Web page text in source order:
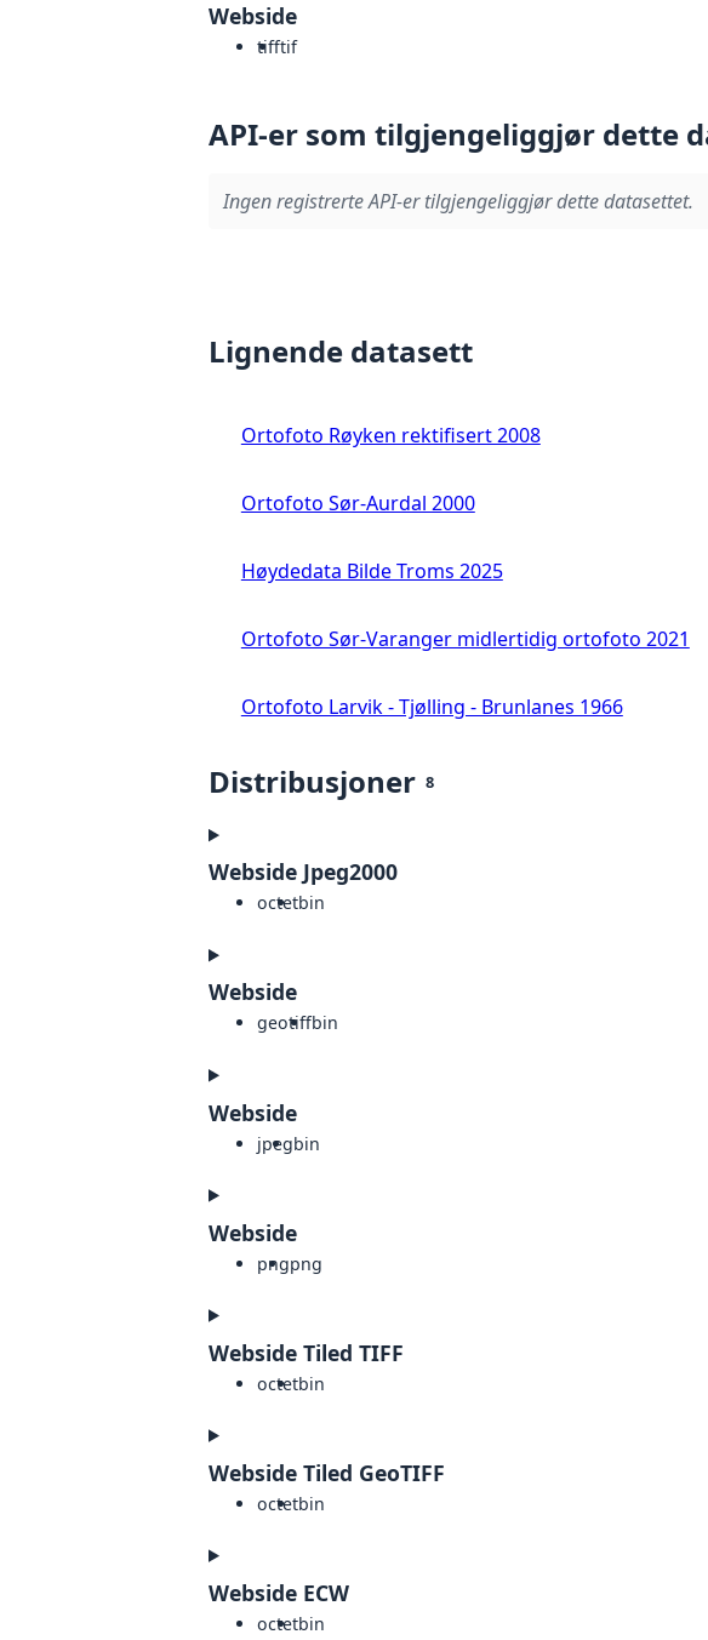
Webside
tifftif
API-er som tilgjengeliggjør dette
Ingen registrerte API-er tilgjengeliggjør dette datasettet.
Lignende datasett
Ortofoto Røyken rektifisert 2008
Ortofoto Sør-Aurdal 2000
Høydedata Bilde Troms 2025
Ortofoto Sør-Varanger midlertidig ortofoto 2021
Ortofoto Larvik - Tjølling - Brunlanes 1966
Distribusjoner 8
Webside Jpeg2000
octetbin
Webside
geotiffbin
Webside
jpegbin
Webside
pngpng
Webside Tiled TIFF
octetbin
Webside Tiled GeoTIFF
octetbin
Webside ECW
octetbin